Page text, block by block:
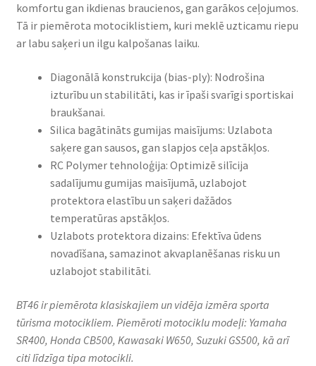
komfortu gan ikdienas braucienos, gan garākos ceļojumos.
Tā ir piemērota motociklistiem, kuri meklē uzticamu riepu
ar labu saķeri un ilgu kalpošanas laiku.​
Diagonālā konstrukcija (bias-ply): Nodrošina
izturību un stabilitāti, kas ir īpaši svarīgi sportiskai
braukšanai.
Silica bagātināts gumijas maisījums: Uzlabota
saķere gan sausos, gan slapjos ceļa apstākļos.​
RC Polymer tehnoloģija: Optimizē silīcija
sadalījumu gumijas maisījumā, uzlabojot
protektora elastību un saķeri dažādos
temperatūras apstākļos.​
Uzlabots protektora dizains: Efektīva ūdens
novadīšana, samazinot akvaplanēšanas risku un
uzlabojot stabilitāti.​
BT46 ir piemērota klasiskajiem un vidēja izmēra sporta
tūrisma motocikliem.​ Piemēroti motociklu modeļi: Yamaha
SR400, Honda CB500, Kawasaki W650, Suzuki GS500, kā arī
citi līdzīga tipa motocikli.